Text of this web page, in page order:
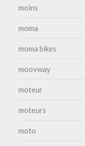
moins
moma
moma bikes
moovway
moteur
moteurs
moto